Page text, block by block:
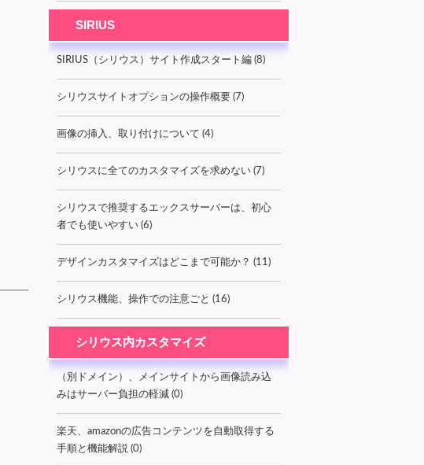
SIRIUS
SIRIUS（シリウス）サイト作成スタート編 (8)
シリウスサイトオプションの操作概要 (7)
画像の挿入、取り付けについて (4)
シリウスに全てのカスタマイズを求めない (7)
シリウスで推奨するエックスサーバーは、初心
者でも使いやすい (6)
デザインカスタマイズはどこまで可能か？ (11)
シリウス機能、操作での注意ごと (16)
シリウス内カスタマイズ
（別ドメイン）、メインサイトから画像読み込
みはサーバー負担の軽減 (0)
楽天、amazonの広告コンテンツを自動取得する
手順と機能解説 (0)